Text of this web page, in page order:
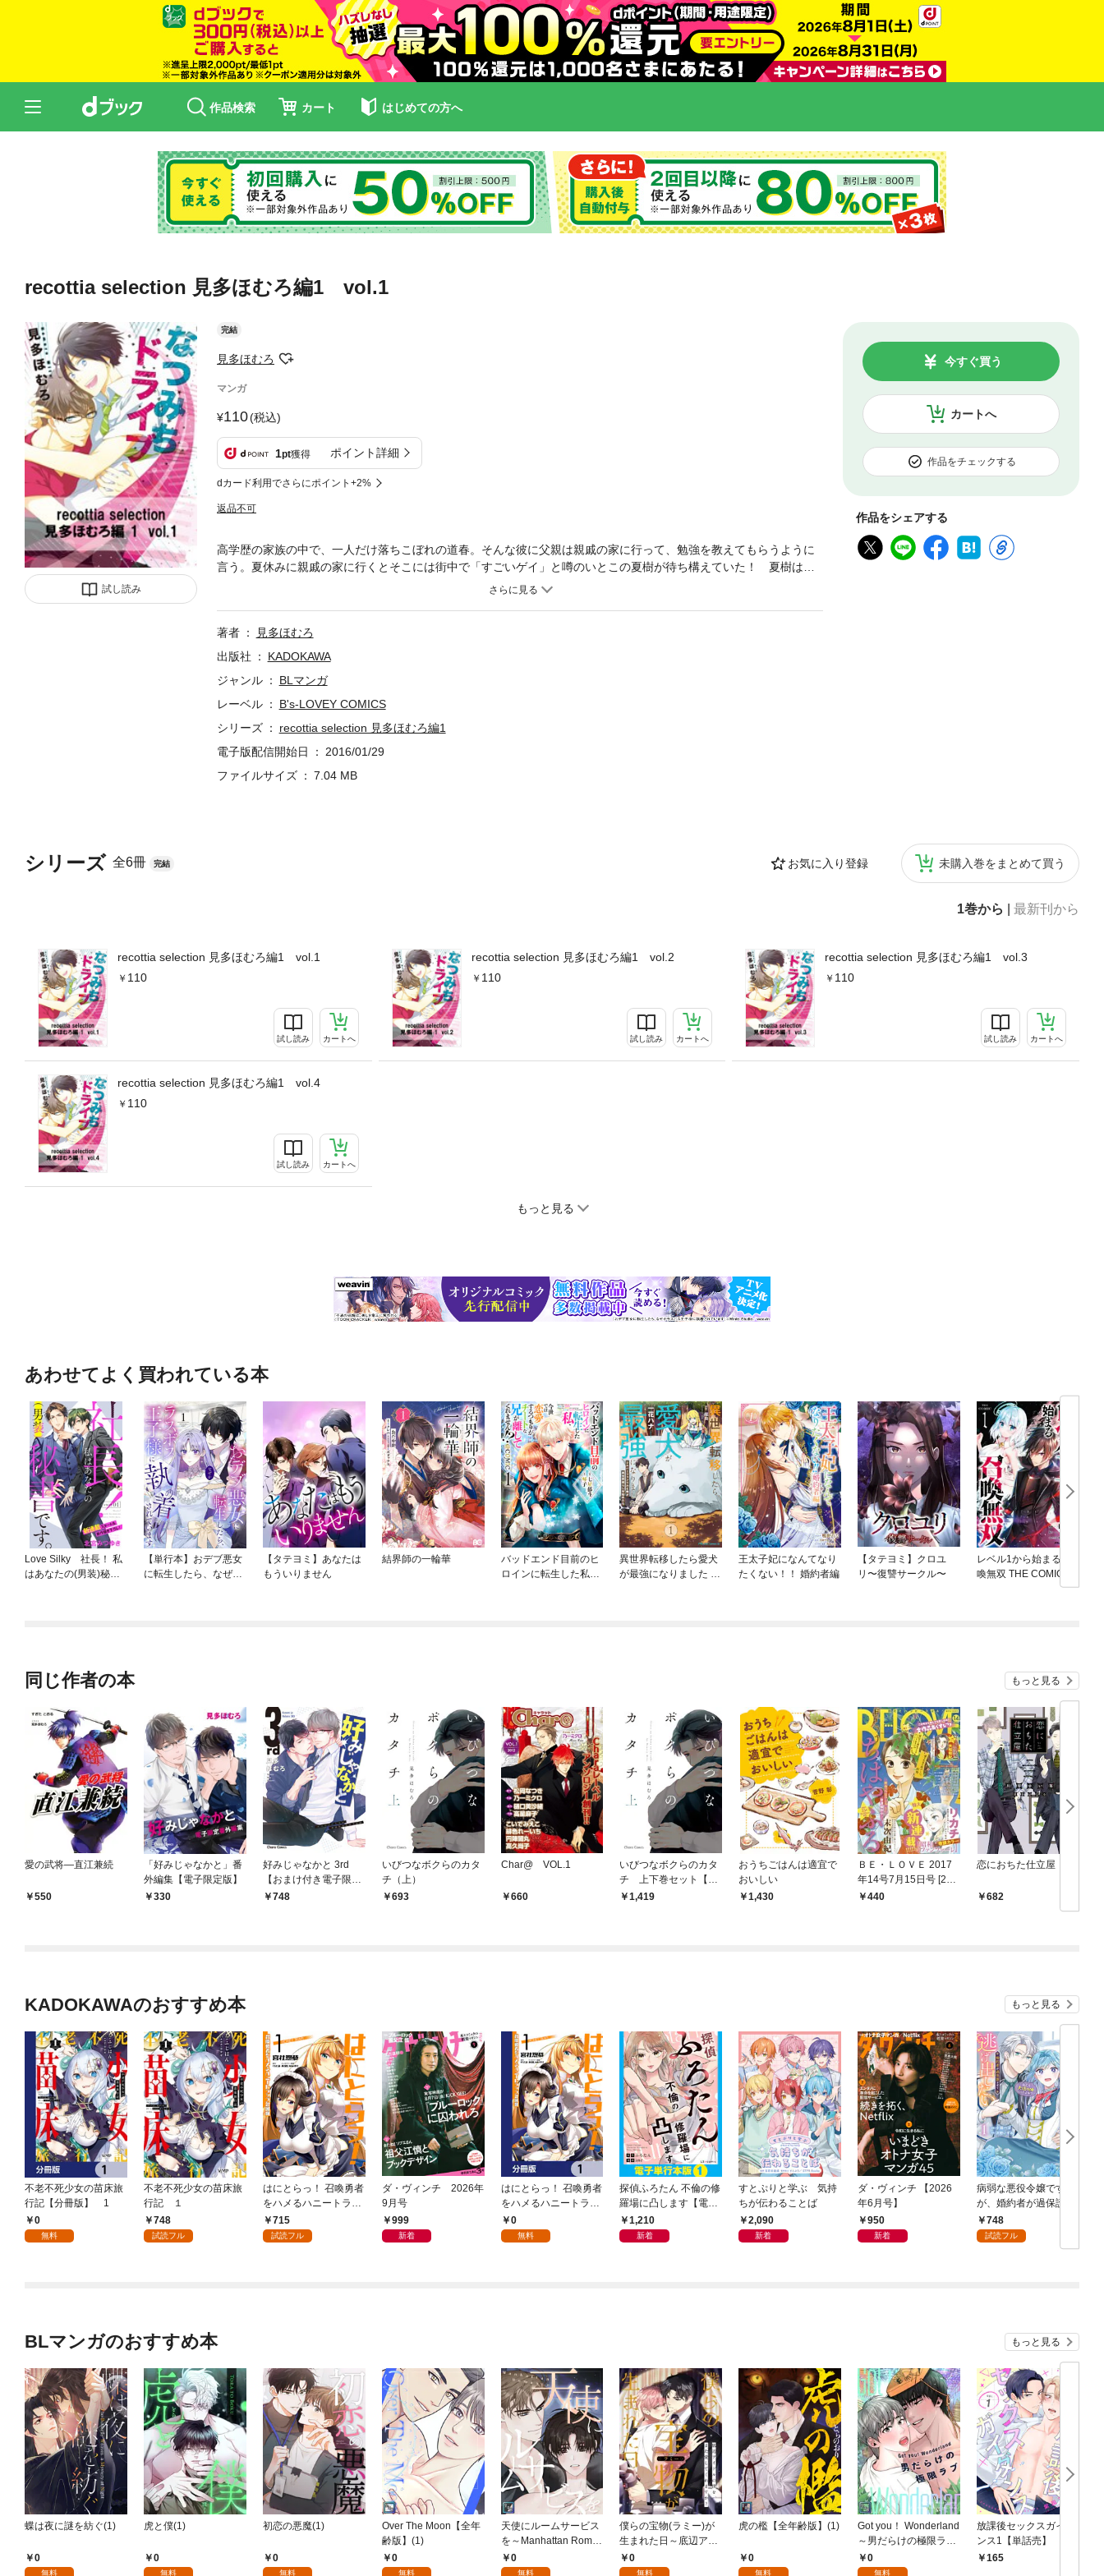
作品検索 カート はじめての方へ
recottia selection 見多ほむろ編1 vol.1
試し読み
完結
見多ほむろ
マンガ
110(税込)
1pt獲得 ポイント詳細
dカード利用でさらにポイント+2%
返品不可
カートへ
今すぐ買う
作品をチェックする
作品をシェアする
シリーズ 全6冊 完結 お気に入り登録 未購入巻をまとめて買う
1巻から 最新刊から
recottia selection 見多ほむろ編1 vol.1
110
試し読み カートへ
recottia selection 見多ほむろ編1 vol.2
110
試し読み カートへ
recottia selection 見多ほむろ編1 vol.3
110
試し読み カートへ
recottia selection 見多ほむろ編1 vol.4
110
試し読み カートへ
もっと見る
高学歴の家族の中で、一人だけ落ちこぼれの道春。そんな彼に父親は親戚の家に行って、勉強を教えてもらうように
言う。夏休みに親戚の家に行くとそこには街中で「すごいゲイ」と噂のいとこの夏樹が待ち構えていた！ 夏樹はお
勉強だけでなく、夜の遊びまで教えてやると言い出し……!?※本作品は『なつみちドライブ』(見多ほむろ)を分冊化し
著者
見多ほむろ
出版社
KADOKAWA
ジャンル
BLマンガ
レーベル
B's-LOVEY COMICS
シリーズ
recottia selection 見多ほむろ編1
電子版配信開始日
2016/01/29
ファイルサイズ
7.04 MB
あわせてよく買われている本
Love Silky 社長！ 私
はあなたの(男装)秘書
【単行本】おデブ悪女
に転生したら、なぜか
【タテヨミ】あなたは
もういりません
結界師の一輪華
バッドエンド目前のヒ
ロインに転生した私、
異世界転移したら愛犬
が最強になりました ～
王太子妃になんてなり
たくない！！ 婚約者編
【タテヨミ】クロユ
リ〜復讐サークル〜
レベル1から始まる召
喚無双 THE COMIC
同じ作者の本 もっと見る
愛の武将―直江兼続
550
「好みじゃなかと」番
外編集【電子限定版】
330
好みじゃなかと 3rd
【おまけ付き電子限定
版】748
いびつなボクらのカタ
チ（上）
693
Char@ VOL.1
660
いびつなボクらのカタ
チ 上下巻セット【お
まけ付き電子限定版】
1,419
おうちごはんは適宜で
おいしい
1,430
ＢＥ・ＬＯＶＥ 2017
年14号7月15日号 [201
7年6月30日発売]
440
恋におちた仕立屋
682
KADOKAWAのおすすめ本 もっと見る
不老不死少女の苗床旅
行記【分冊版】 1
0
無料
不老不死少女の苗床旅
行記 １
748
試読フル
はにとらっ！ 召喚勇者
をハメるハニートラッ
プ包囲網 1
715
試読フル
ダ・ヴィンチ 2026年
9月号
999
新着
はにとらっ！ 召喚勇者
をハメるハニートラッ
プ包囲網【分冊版】
1
0
無料
探偵ふろたん 不倫の修
羅場に凸します【電子
単行本版】1
1,210
新着
すとぷりと学ぶ 気持
ちが伝わることば
2,090
新着
ダ・ヴィンチ 【2026
年6月号】
950
新着
病弱な悪役令嬢です
が、婚約者が過保護す
ぎて逃げ出したい(私た
ち犬猿の仲でしたよ
748
試読フル
BLマンガのおすすめ本 もっと見る
蝶は夜に謎を紡ぐ(1)
0
無料
虎と僕(1)
0
無料
初恋の悪魔(1)
0
無料
Over The Moon【全年
齢版】(1)
0
無料
天使にルームサービス
を～Manhattan Roma
nce【全年齢版】(1)
0
無料
僕らの宝物(ラミー)が
生まれた日～底辺アイ
ドルの僕を、また愛し
てくれますか？(1)
0
無料
虎の檻【全年齢版】(1)
0
無料
Got you！ Wonderland
～男だらけの極限ラブ
～【全年齢版】(1)
0
無料
放課後セックスガイダ
ンス1【単話売】
165